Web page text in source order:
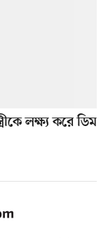
লক্ষ্য করে ডিম